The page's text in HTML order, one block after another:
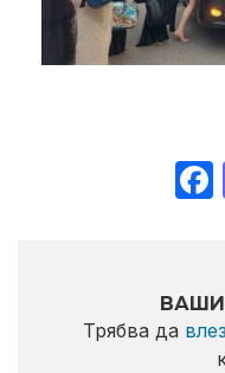
Трябва да